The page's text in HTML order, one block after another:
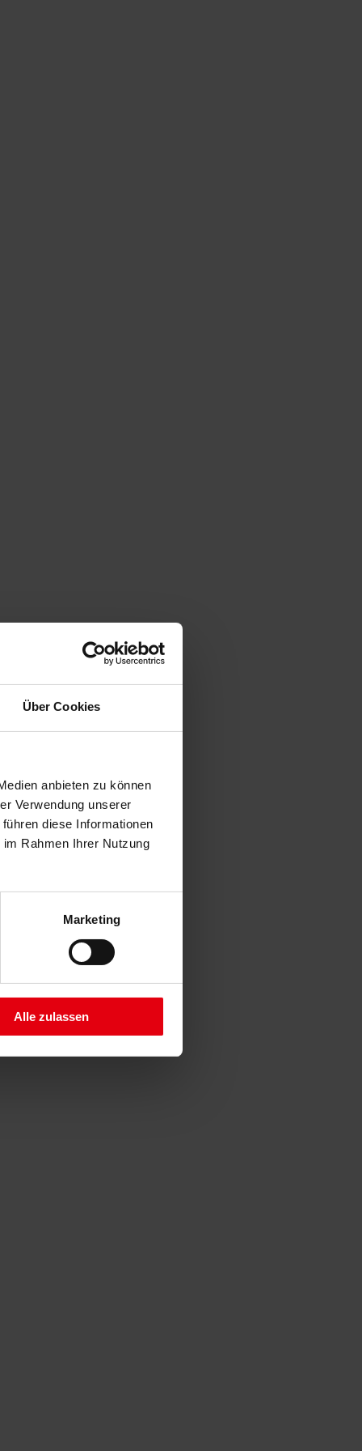
Über Cookies
anbieten zu können
Verwendung unserer
diese Informationen
Rahmen Ihrer Nutzung
Marketing
Alle zulassen